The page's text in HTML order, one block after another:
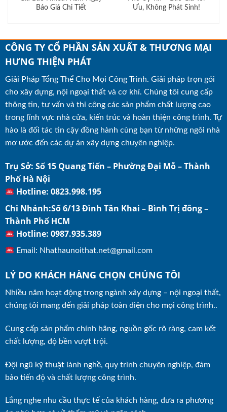
Báo Giá Chi Tiết
Ưu, Không Phát Sinh!
CÔNG TY CỔ PHẦN SẢN XUẤT & THƯƠNG MẠI
HƯNG THIỆN PHÁT
Giải Pháp Tổng Thể Cho Mọi Công Trình. Giải pháp trọn gói
cho xây dựng, nội ngoại thất và cơ khí. Chúng tôi cung cấp
thông tin, tư vấn và thi công các sản phẩm chất lượng cao
trong lĩnh vực nhà cửa, kiến trúc và hoàn thiện công trình. Tự
hào là đối tác tin cậy đồng hành cùng bạn từ những ngôi nhà
mơ ước đến các dự án xây dựng chuyên nghiệp.
Trụ Sở: Số 15 Quang Tiến – Phường Đại Mỗ – Thành
Phố Hà Nội
Hotline: 0823.998.195
Chi Nhánh:Số 6/13 Đình Tân Khai – Bình Trị đông –
Thành Phố HCM
Hotline: 0987.935.389
Email: Nhathaunoithat.net@gmail.com
LÝ DO KHÁCH HÀNG CHỌN CHÚNG TÔI
Nhiều năm hoạt động trong ngành xây dựng – nội ngoại thất,
chúng tôi mang đến giải pháp toàn diện cho mọi công trình..
Cung cấp sản phẩm chính hãng, nguồn gốc rõ ràng, cam kết
chất lượng, độ bền vượt trội.
Đội ngũ kỹ thuật lành nghề, quy trình chuyên nghiệp, đảm
bảo tiến độ và chất lượng công trình.
Lắng nghe nhu cầu thực tế của khách hàng, đưa ra phương